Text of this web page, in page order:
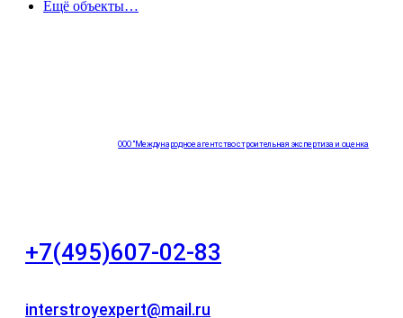
Ещё объекты…
ООО "Международное агентство строительная экспертиза и оценка
+7(495)607-02-83
interstroyexpert@mail.ru